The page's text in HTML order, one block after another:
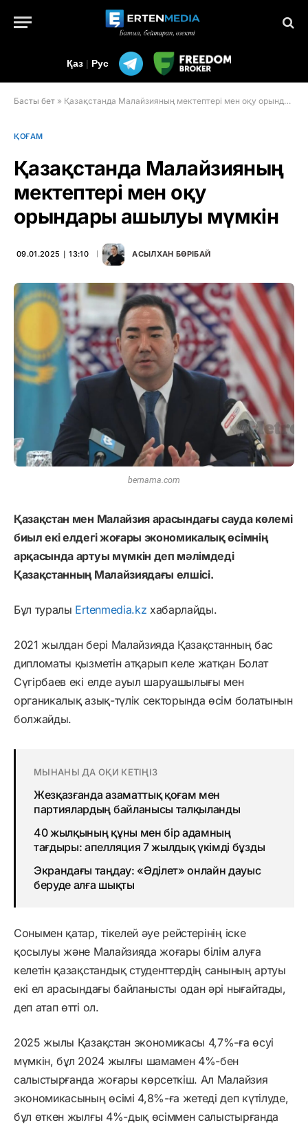
Қаз | Рус
Басты бет » Қазақстанда Малайзияның мектептері мен оқу орындары ашылуы мүмкін
ҚОҒАМ
Қазақстанда Малайзияның
мектептері мен оқу
орындары ашылуы мүмкін
09.01.2025 ∣ 13:10 АСЫЛХАН БӨРІБАЙ
bernama.com
Қазақстан мен Малайзия арасындағы сауда көлемі
биыл екі елдегі жоғары экономикалық өсімнің
арқасында артуы мүмкін деп мәлімдеді
Қазақстанның Малайзиядағы елшісі.
Бұл туралы Ertenmedia.kz хабарлайды.
2021 жылдан бері Малайзияда Қазақстанның бас
дипломаты қызметін атқарып келе жатқан Болат
Сүгірбаев екі елде ауыл шаруашылығы мен
органикалық азық-түлік секторында өсім болатынын
болжайды.
МЫНАНЫ ДА ОҚИ КЕТІҢІЗ
Жезқазғанда азаматтық қоғам мен
партиялардың байланысы талқыланды
40 жылқының құны мен бір адамның
тағдыры: апелляция 7 жылдық үкімді бұзды
Экрандағы таңдау: «Әділет» онлайн дауыс
беруде алға шықты
Сонымен қатар, тікелей әуе рейстерінің іске
қосылуы және Малайзияда жоғары білім алуға
келетін қазақстандық студенттердің санының артуы
екі ел арасындағы байланысты одан әрі нығайтады,
деп атап өтті ол.
2025 жылы Қазақстан экономикасы 4,7%-ға өсуі
мүмкін, бұл 2024 жылғы шамамен 4%-бен
салыстырғанда жоғары көрсеткіш. Ал Малайзия
экономикасының өсімі 4,8%-ға жетеді деп күтілуде,
бұл өткен жылғы 4%-дық өсіммен салыстырғанда